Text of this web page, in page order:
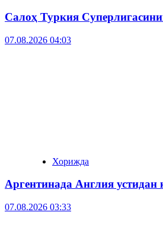
Салоҳ Туркия
07.08.2026 04:03
Хорижда
Аргентинада Англия
07.08.2026 03:33